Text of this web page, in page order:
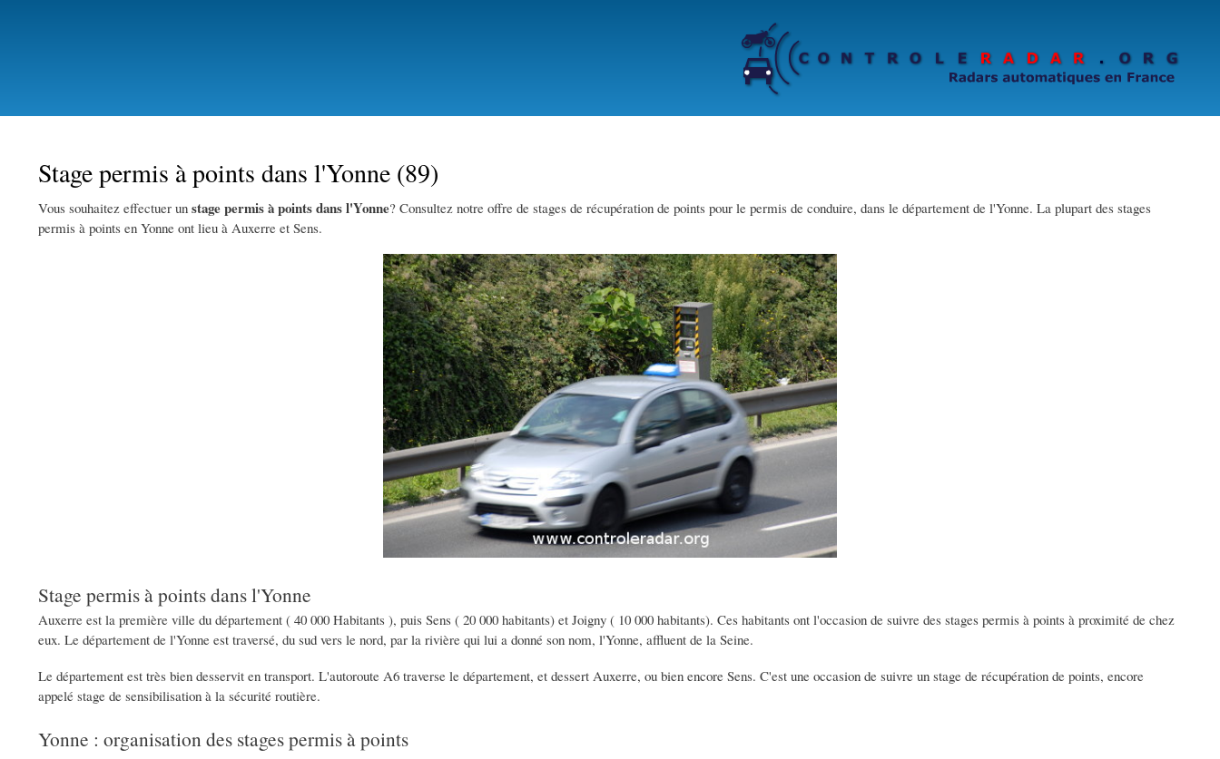
Stage permis à points dans l'Yonne (89)
Vous souhaitez effectuer un stage permis à points dans l'Yonne? Consultez notre offre de stages de récupération de points pour le permis de conduire, dans le département de l'Yonne. La plupart des stages
permis à points en Yonne ont lieu à Auxerre et Sens.
Stage permis à points dans l'Yonne
Auxerre est la première ville du département ( 40 000 Habitants ), puis Sens ( 20 000 habitants) et Joigny ( 10 000 habitants). Ces habitants ont l'occasion de suivre des stages permis à points à proximité de chez
eux. Le département de l'Yonne est traversé, du sud vers le nord, par la rivière qui lui a donné son nom, l'Yonne, affluent de la Seine.
Le département est très bien desservit en transport. L'autoroute A6 traverse le département, et dessert Auxerre, ou bien encore Sens. C'est une occasion de suivre un stage de récupération de points, encore
appelé stage de sensibilisation à la sécurité routière.
Yonne : organisation des stages permis à points